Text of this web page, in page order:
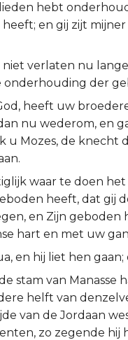
hebt
heeft; en gij zijt
verlaten nu
der
heeft uw
nu wederom, en
Mozes, de knecht
waar te doen
heeft, dat gij
en Zijn geboden
hart en met uw
en hij liet hen
stam van Manasse
helft van
van de Jordaan
zo zegende hij